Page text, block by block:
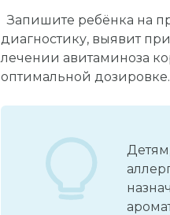
Запишите ребёнка на
диагностику, выявит
лечении авитаминоза
оптимальной дозировке.